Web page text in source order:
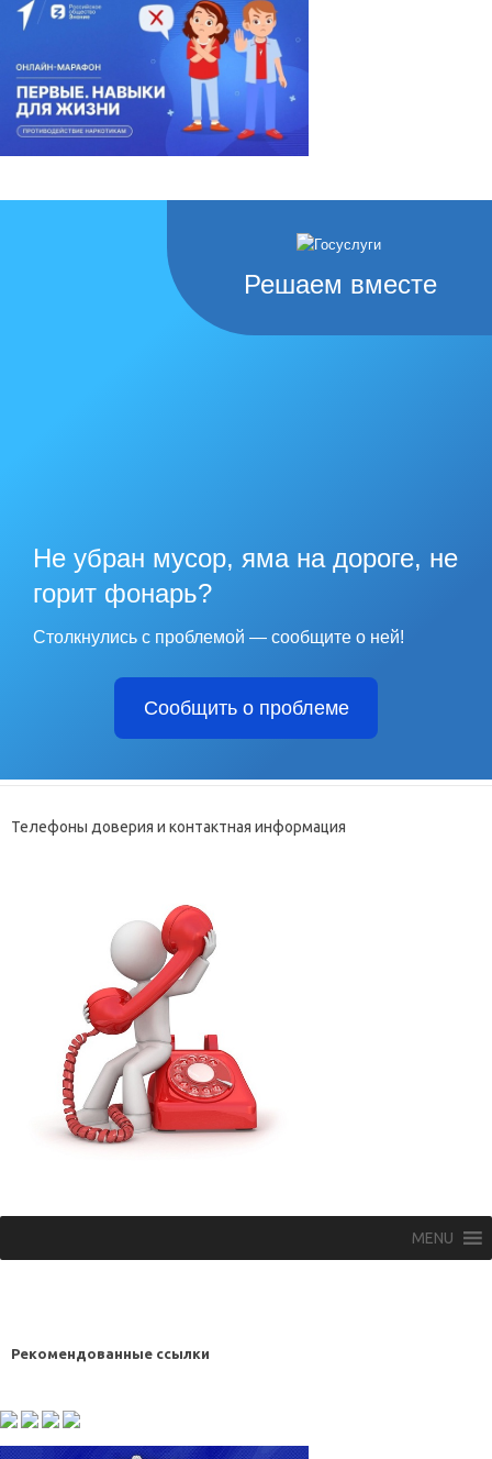
Решаем вместе
Не убран мусор, яма на дороге, не
горит фонарь?
Столкнулись с проблемой — сообщите о ней!
Сообщить о проблеме
Телефоны доверия и контактная информация
MENU
Рекомендованные ссылки